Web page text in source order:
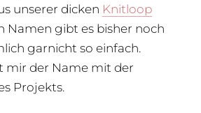
unserer dicken Knitloop
Namen gibt es bisher noch
garnicht so einfach.
mir der Name mit der
Projekts.